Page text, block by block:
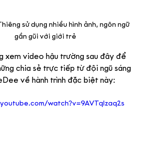
sử dụng nhiều hình ảnh, ngôn ngữ
gần gũi với giới trẻ
xem video hậu trường sau đây để
chia sẻ trực tiếp từ đội ngũ sáng
về hành trình đặc biệt này:
watch?v=9AVTqlzaq2s